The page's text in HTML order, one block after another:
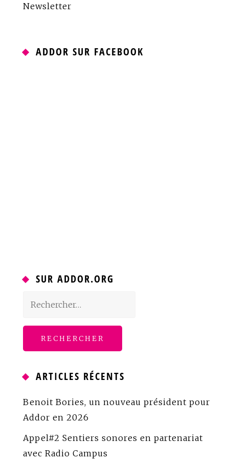
Newsletter
ADDOR SUR FACEBOOK
SUR ADDOR.ORG
ARTICLES RÉCENTS
Benoit Bories, un nouveau président pour
Addor en 2026
Appel#2 Sentiers sonores en partenariat
avec Radio Campus